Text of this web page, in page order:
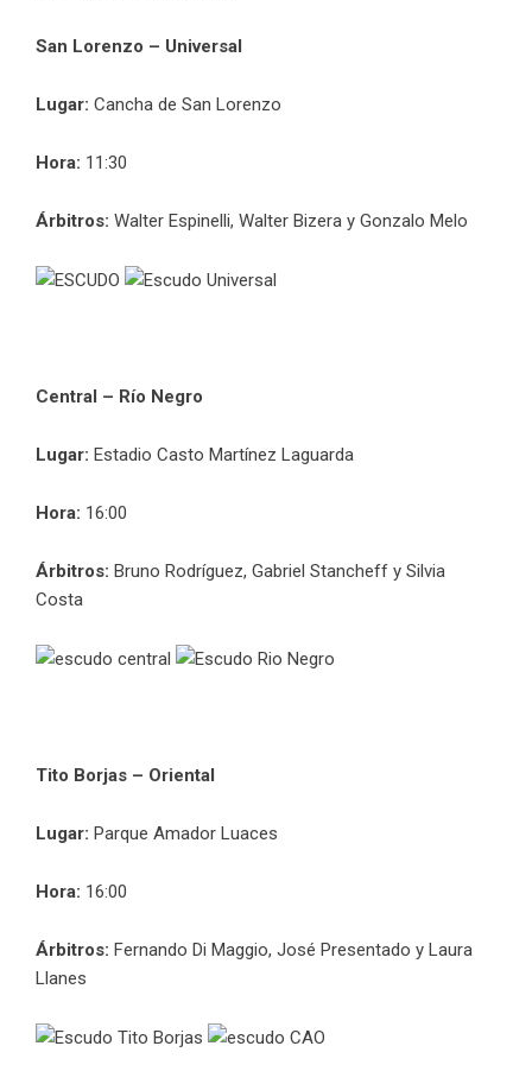
San Lorenzo – Universal
Lugar: Cancha de San Lorenzo
Hora: 11:30
Árbitros: Walter Espinelli, Walter Bizera y Gonzalo Melo
Central – Río Negro
Lugar: Estadio Casto Martínez Laguarda
Hora: 16:00
Árbitros: Bruno Rodríguez, Gabriel Stancheff y Silvia
Costa
Tito Borjas – Oriental
Lugar: Parque Amador Luaces
Hora: 16:00
Árbitros: Fernando Di Maggio, José Presentado y Laura
Llanes